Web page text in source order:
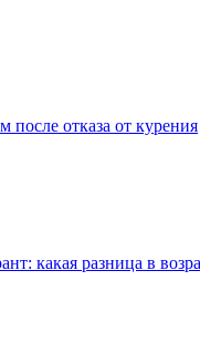
после отказа от курения
какая разница в